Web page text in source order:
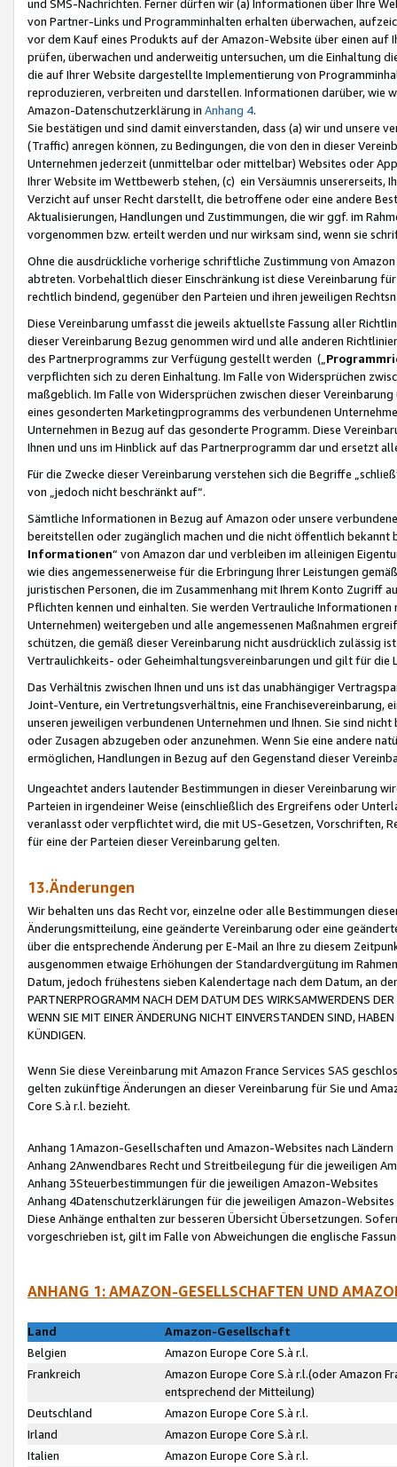
und SMS-Nachrichten. Ferner dürfen wir (a) Informationen über Ihre
von Partner-Links und Programminhalten erhalten überwachen,
vor dem Kauf eines Produkts auf der Amazon-Website über einen
prüfen, überwachen und anderweitig untersuchen, um die Einhaltung
die auf Ihrer Website dargestellte Implementierung von
reproduzieren, verbreiten und darstellen. Informationen darüber, wie
Amazon-Datenschutzerklärung in Anhang 4.
Sie bestätigen und sind damit einverstanden, dass (a) wir und
(Traffic) anregen können, zu Bedingungen, die von den in dieser
Unternehmen jederzeit (unmittelbar oder mittelbar) Websites oder
Ihrer Website im Wettbewerb stehen, (c) ein Versäumnis unsererseits,
Verzicht auf unser Recht darstellt, die betroffene oder eine andere
Aktualisierungen, Handlungen und Zustimmungen, die wir ggf. im
vorgenommen bzw. erteilt werden und nur wirksam sind, wenn sie
Ohne die ausdrückliche vorherige schriftliche Zustimmung von
abtreten. Vorbehaltlich dieser Einschränkung ist diese Vereinbarung
rechtlich bindend, gegenüber den Parteien und ihren jeweiligen
Diese Vereinbarung umfasst die jeweils aktuellste Fassung aller
dieser Vereinbarung Bezug genommen wird und alle anderen
des Partnerprogramms zur Verfügung gestellt werden („
verpflichten sich zu deren Einhaltung. Im Falle von Widersprüchen
maßgeblich. Im Falle von Widersprüchen zwischen dieser
eines gesonderten Marketingprogramms des verbundenen
Unternehmen in Bezug auf das gesonderte Programm. Diese
Ihnen und uns im Hinblick auf das Partnerprogramm dar und ersetzt
Für die Zwecke dieser Vereinbarung verstehen sich die Begriffe
von „jedoch nicht beschränkt auf“.
Sämtliche Informationen in Bezug auf Amazon oder unsere
bereitstellen oder zugänglich machen und die nicht öffentlich
Informationen“ von Amazon dar und verbleiben im alleinigen
wie dies angemessenerweise für die Erbringung Ihrer Leistungen
juristischen Personen, die im Zusammenhang mit Ihrem Konto
Pflichten kennen und einhalten. Sie werden Vertrauliche
Unternehmen) weitergeben und alle angemessenen Maßnahmen
schützen, die gemäß dieser Vereinbarung nicht ausdrücklich zulässig
Vertraulichkeits- oder Geheimhaltungsvereinbarungen und gilt für die
Das Verhältnis zwischen Ihnen und uns ist das unabhängiger
Joint-Venture, ein Vertretungsverhältnis, eine Franchisevereinbarung,
unseren jeweiligen verbundenen Unternehmen und Ihnen. Sie sind
oder Zusagen abzugeben oder anzunehmen. Wenn Sie eine andere
ermöglichen, Handlungen in Bezug auf den Gegenstand dieser
Ungeachtet anders lautender Bestimmungen in dieser Vereinbarung
Parteien in irgendeiner Weise (einschließlich des Ergreifens oder
veranlasst oder verpflichtet wird, die mit US-Gesetzen, Vorschriften,
für eine der Parteien dieser Vereinbarung gelten.
13.Änderungen
Wir behalten uns das Recht vor, einzelne oder alle Bestimmungen
Änderungsmitteilung, eine geänderte Vereinbarung oder eine
über die entsprechende Änderung per E-Mail an Ihre zu diesem
ausgenommen etwaige Erhöhungen der Standardvergütung im
Datum, jedoch frühestens sieben Kalendertage nach dem Datum, an
PARTNERPROGRAMM NACH DEM DATUM DES WIRKSAMWERDENS
WENN SIE MIT EINER ÄNDERUNG NICHT EINVERSTANDEN SIND,
KÜNDIGEN.
Wenn Sie diese Vereinbarung mit Amazon France Services SAS
gelten zukünftige Änderungen an dieser Vereinbarung für Sie und
Core S.à r.l. bezieht.
Anhang 1Amazon-Gesellschaften und Amazon-Websites nach Ländern
Anhang 2Anwendbares Recht und Streitbeilegung für die jeweiligen
Anhang 3Steuerbestimmungen für die jeweiligen Amazon-Websites
Anhang 4Datenschutzerklärungen für die jeweiligen Amazon-Websites
Diese Anhänge enthalten zur besseren Übersicht Übersetzungen.
vorgeschrieben ist, gilt im Falle von Abweichungen die englische
ANHANG 1: AMAZON-GESELLSCHAFTEN UND
Land
Amazon-Gesellschaft
Belgien
Amazon Europe Core S.à r.l.
Frankreich
Amazon Europe Core S.à r.l.(oder Amazon
entsprechend der Mitteilung)
Deutschland
Amazon Europe Core S.à r.l.
Irland
Amazon Europe Core S.à r.l.
Italien
Amazon Europe Core S.à r.l.